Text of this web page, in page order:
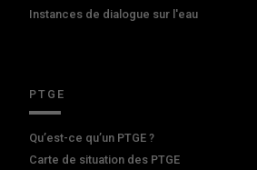
Instances de dialogue sur l'eau
PTGE
Qu’est-ce qu’un PTGE ?
Carte de situation des PTGE